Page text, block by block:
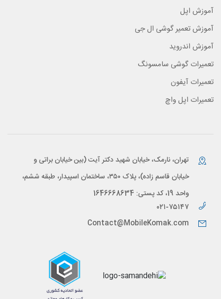
آموزش اپل
آموزش تعمیر گوشی ال جی
آموزش اندروید
تعمیرات گوشی سامسونگ
تعمیرات آیفون
تعمیرات اپل واچ
تهران، نارمک، خیابان شهید دکتر آیت (بین خیابان براتی و
خیابان قاسم زاده)، پلاک ۳۵۰، ساختمان اسپیدار، طبقه ششم،
واحد 19، کد پستی: 1646668634
۰۲۱-۷۵۱۴۷
Contact@MobileKomak.com